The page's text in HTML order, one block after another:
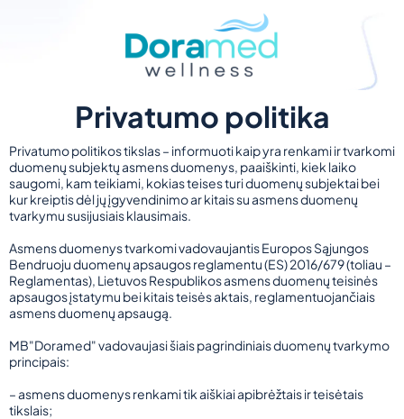
Privatumo politika
Privatumo politikos tikslas – informuoti kaip yra renkami ir tvarkomi
duomenų subjektų asmens duomenys, paaiškinti, kiek laiko
saugomi, kam teikiami, kokias teises turi duomenų subjektai bei
kur kreiptis dėl jų įgyvendinimo ar kitais su asmens duomenų
tvarkymu susijusiais klausimais.
Asmens duomenys tvarkomi vadovaujantis Europos Sąjungos
Bendruoju duomenų apsaugos reglamentu (ES) 2016/679 (toliau –
Reglamentas), Lietuvos Respublikos asmens duomenų teisinės
apsaugos įstatymu bei kitais teisės aktais, reglamentuojančiais
asmens duomenų apsaugą.
MB"Doramed" vadovaujasi šiais pagrindiniais duomenų tvarkymo
principais:
– asmens duomenys renkami tik aiškiai apibrėžtais ir teisėtais
tikslais;